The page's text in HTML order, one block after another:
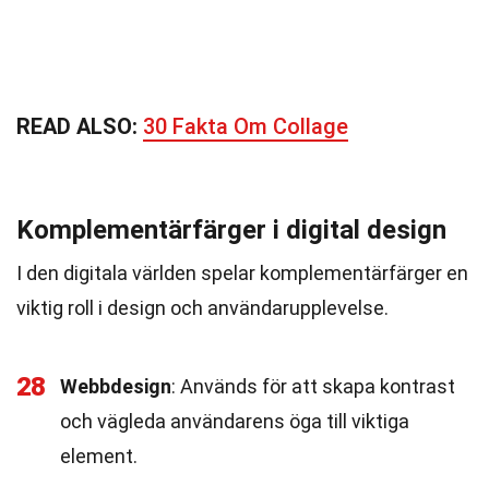
READ ALSO: 30 Fakta Om Collage
Komplementärfärger i digital design
I den digitala världen spelar komplementärfärger en
viktig roll i design och användarupplevelse.
28 Webbdesign: Används för att skapa kontrast
och vägleda användarens öga till viktiga
element.